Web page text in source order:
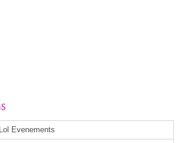
Lol Evenements